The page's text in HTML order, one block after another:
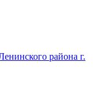
района г.